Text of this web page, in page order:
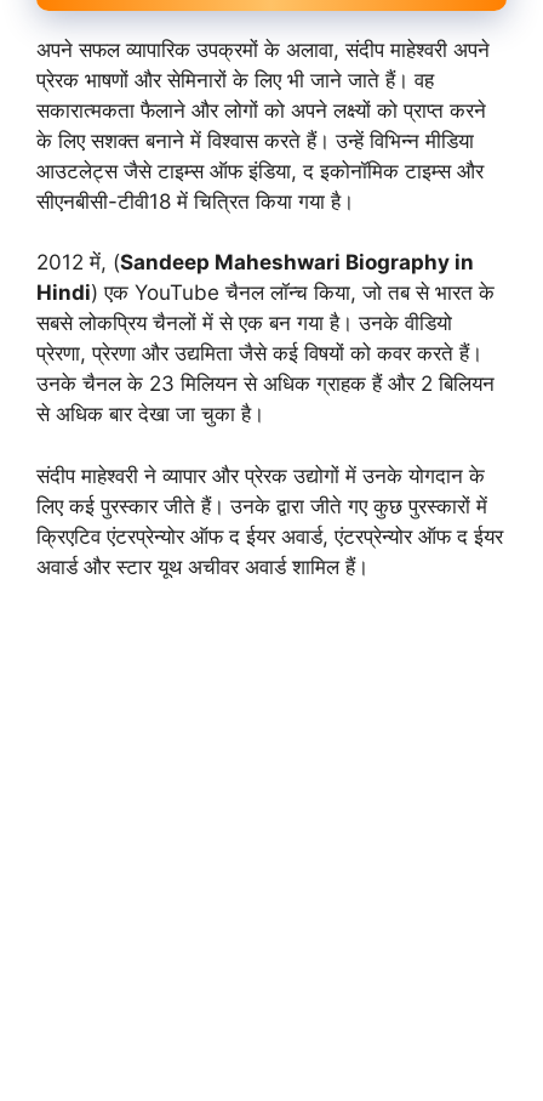
अपने सफल व्यापारिक उपक्रमों के अलावा, संदीप माहेश्वरी अपने
प्रेरक भाषणों और सेमिनारों के लिए भी जाने जाते हैं। वह
सकारात्मकता फैलाने और लोगों को अपने लक्ष्यों को प्राप्त करने
के लिए सशक्त बनाने में विश्वास करते हैं। उन्हें विभिन्न मीडिया
आउटलेट्स जैसे टाइम्स ऑफ इंडिया, द इकोनॉमिक टाइम्स और
सीएनबीसी-टीवी18 में चित्रित किया गया है।
2012 में, (Sandeep Maheshwari Biography in
Hindi) एक YouTube चैनल लॉन्च किया, जो तब से भारत के
सबसे लोकप्रिय चैनलों में से एक बन गया है। उनके वीडियो
प्रेरणा, प्रेरणा और उद्यमिता जैसे कई विषयों को कवर करते हैं।
उनके चैनल के 23 मिलियन से अधिक ग्राहक हैं और 2 बिलियन
से अधिक बार देखा जा चुका है।
संदीप माहेश्वरी ने व्यापार और प्रेरक उद्योगों में उनके योगदान के
लिए कई पुरस्कार जीते हैं। उनके द्वारा जीते गए कुछ पुरस्कारों में
क्रिएटिव एंटरप्रेन्योर ऑफ द ईयर अवार्ड, एंटरप्रेन्योर ऑफ द ईयर
अवार्ड और स्टार यूथ अचीवर अवार्ड शामिल हैं।